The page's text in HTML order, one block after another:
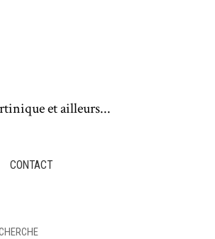
et ailleurs...
CONTACT